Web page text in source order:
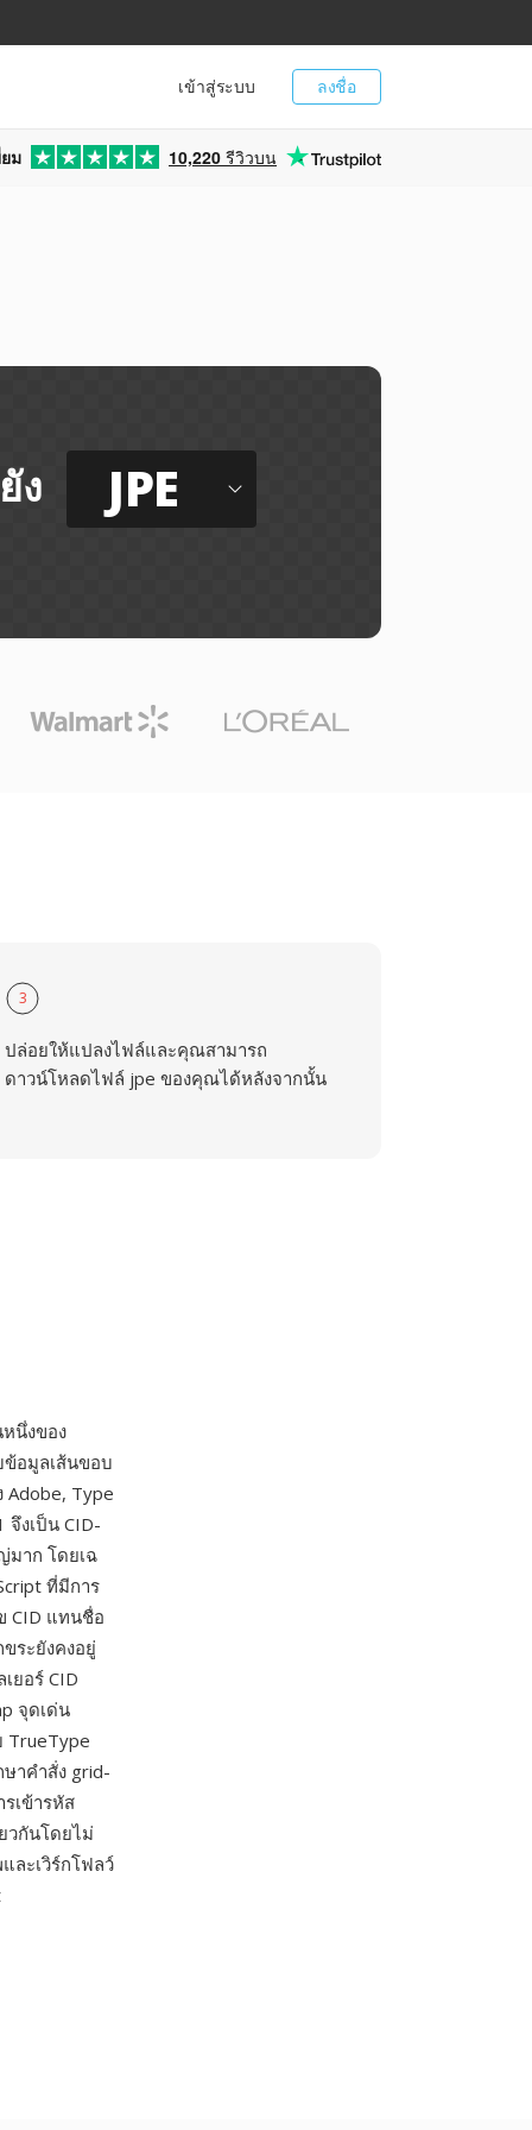
ลงชื่อ
เข้าสู่ระบบ
ม 10,220 รีวิวบน
ง JPE
3
ปล่อยให้แปลงไฟล์และคุณสามารถ
ดาวน์โหลดไฟล์ jpe ของคุณได้หลังจากนั้น
นึ่งของ
อมูลเส้นขอบ
Type
งเป็น CID-
าก โดยเฉ
ที่มีการ
CID แทนชื่อ
ระยังคงอยู่
ยอร์ CID
จุดเด่น
TrueType
าคำสั่ง grid-
เข้ารหัส
วกันโดยไม่
ละเวิร์กโฟลว์